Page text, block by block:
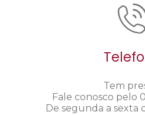
Tem
Fale conosco pelo
De segunda a sexta